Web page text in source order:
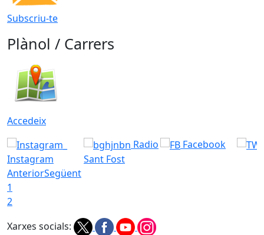
Subscriu-te
Plànol / Carrers
Accedeix
Instagram
Radio
Sant Fost
Facebook
AnteriorSegüent
1
2
Xarxes socials: